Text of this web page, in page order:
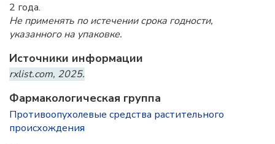
2 года.
Не применять по истечении срока годности,
указанного на упаковке.
Источники информации
rxlist.com, 2025.
Фармакологическая группа
Противоопухолевые средства растительного
происхождения